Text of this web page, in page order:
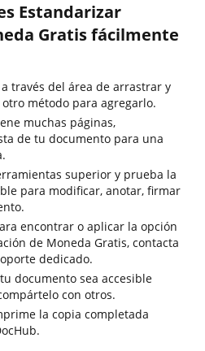
Estandarizar
Gratis fácilmente
través del área de arrastrar y
método para agregarlo.
muchas páginas,
de tu documento para una
superior y prueba la
para modificar, anotar, firmar
encontrar o aplicar la opción
de Moneda Gratis, contacta
dedicado.
documento sea accesible
con otros.
la copia completada